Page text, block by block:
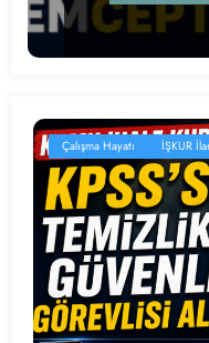
Çalışma Hayatı İŞKUR